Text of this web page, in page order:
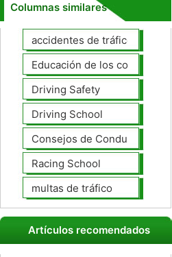
Columnas similares
accidentes de tráfico
Educación de los conductores
Driving Safety
Driving School
Consejos de Conducción
Racing School
multas de tráfico
Artículos recomendados